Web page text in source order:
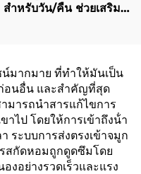
สำหรับวัน/คืน ช่วยเสริม
น้ำมัน
มากมาย ที่ทําให้มันเป็น
อนอื่น และสําคัญที่สุด
ารถนําสารแก้ไขการ
ไป โดยให้การเข้าถึงน้ํา
ระบบการส่งตรงเข้าจมูก
สกัดหอมถูกดูดซึมโดย
งอย่างรวดเร็วและแรง